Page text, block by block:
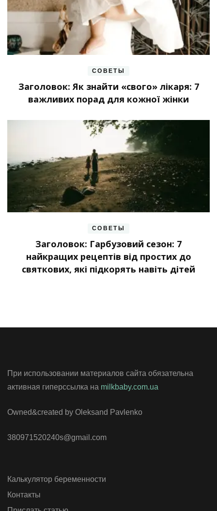
СОВЕТЫ
Заголовок: Як знайти «свого» лікаря: 7
важливих порад для кожної жінки
СОВЕТЫ
Заголовок: Гарбузовий сезон: 7
найкращих рецептів від простих до
святкових, які підкорять навіть дітей
При использовании материалов сайта обязательна
активная гиперссылка на milkbaby.com.ua
Owned&created by Oleksand Pavlenko
380971520240s@gmail.com
Калькулятор беременности
Контакты